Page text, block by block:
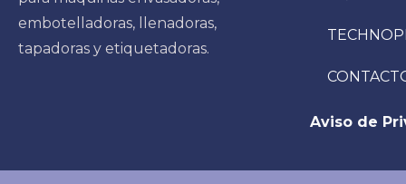
embotelladoras, llenadoras,
tapadoras y etiquetadoras.
Aviso de